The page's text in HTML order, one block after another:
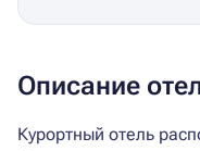
Описание
Курортный отель